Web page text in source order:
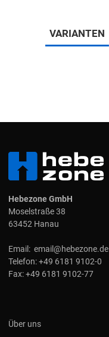
VARIANTEN
Hebezone GmbH
Moselstraße 38
63452 Hanau
Email: email@hebezone.de
Telefon:+49 6181 9102-0
Fax:+49 6181 9102-77
Über uns